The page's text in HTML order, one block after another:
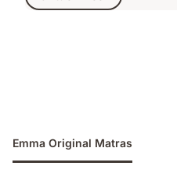
Emma Original Matras